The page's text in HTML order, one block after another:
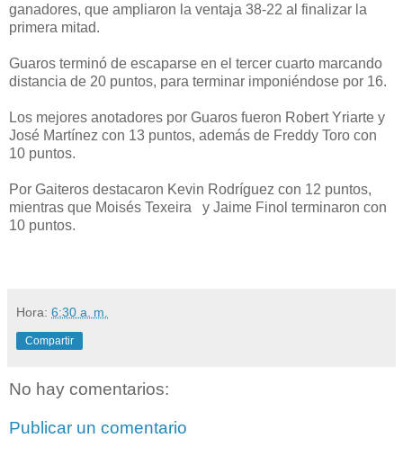
ganadores, que ampliaron la ventaja 38-22 al finalizar la
primera mitad.
Guaros terminó de escaparse en el tercer cuarto marcando
distancia de 20 puntos, para terminar imponiéndose por 16.
Los mejores anotadores por Guaros fueron Robert Yriarte y
José Martínez con 13 puntos, además de Freddy Toro con
10 puntos.
Por Gaiteros destacaron Kevin Rodríguez con 12 puntos,
mientras que Moisés Texeira y Jaime Finol terminaron con
10 puntos.
Hora: 6:30 a. m.
Compartir
No hay comentarios:
Publicar un comentario